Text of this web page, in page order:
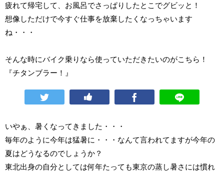
疲れて帰宅して、お風呂でさっぱりしたとこでグビッと！
想像しただけで今すぐ仕事を放棄したくなっちゃいます
ね・・・
そんな時にバイク乗りなら使っていただきたいのがこちら！
『チタンブラー！』
いやぁ、暑くなってきました・・・
毎年のように今年は猛暑に・・・なんて言われてますが今年の
夏はどうなるのでしょうか？
東北出身の自分としては何年たっても東京の蒸し暑さには慣れ